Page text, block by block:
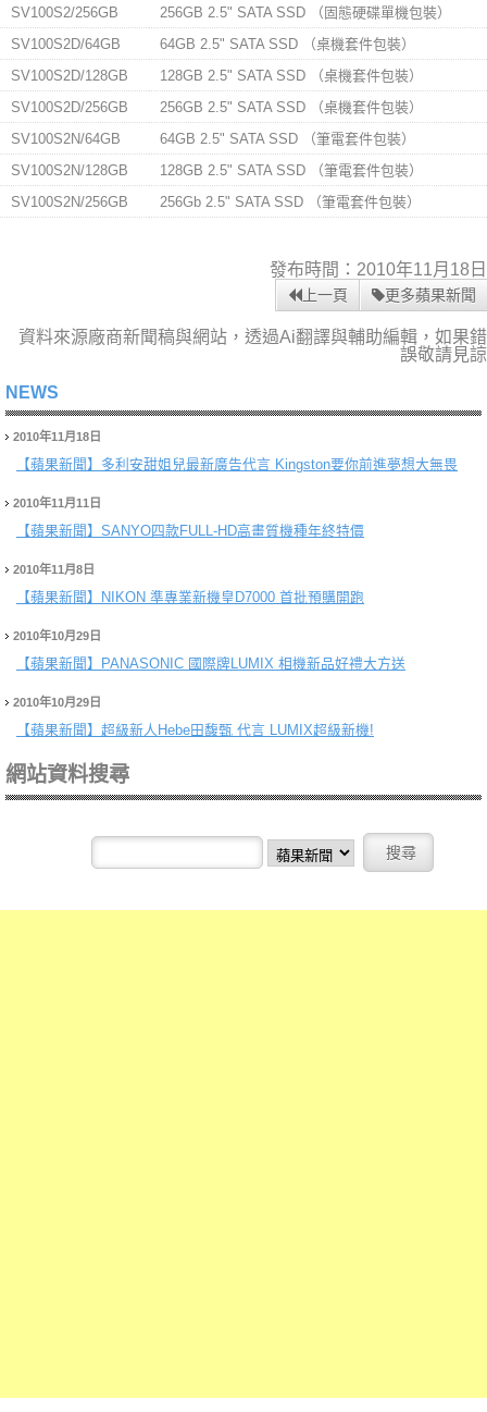
SV100S2/256GB
256GB 2.5" SATA SSD （固態硬碟單機包裝）
SV100S2D/64GB
64GB 2.5" SATA SSD （桌機套件包裝）
SV100S2D/128GB
128GB 2.5" SATA SSD （桌機套件包裝）
SV100S2D/256GB
256GB 2.5" SATA SSD （桌機套件包裝）
SV100S2N/64GB
64GB 2.5" SATA SSD （筆電套件包裝）
SV100S2N/128GB
128GB 2.5" SATA SSD （筆電套件包裝）
SV100S2N/256GB
256Gb 2.5" SATA SSD （筆電套件包裝）
發布時間：2010年11月18日
上一頁 更多蘋果新聞
資料來源廠商新聞稿與網站，透過Ai翻譯與輔助編輯，如果錯
誤敬請見諒
NEWS
2010年11月18日
【蘋果新聞】 多利安甜姐兒最新廣告代言 Kingston要你前進夢想大無畏
2010年11月11日
【蘋果新聞】 SANYO四款FULL-HD高畫質機種年終特價
2010年11月8日
【蘋果新聞】 NIKON 準專業新機皇D7000 首批預購開跑
2010年10月29日
【蘋果新聞】 PANASONIC 國際牌LUMIX 相機新品好禮大方送
2010年10月29日
【蘋果新聞】 超級新人Hebe田馥甄 代言 LUMIX超級新機!
網站資料搜尋